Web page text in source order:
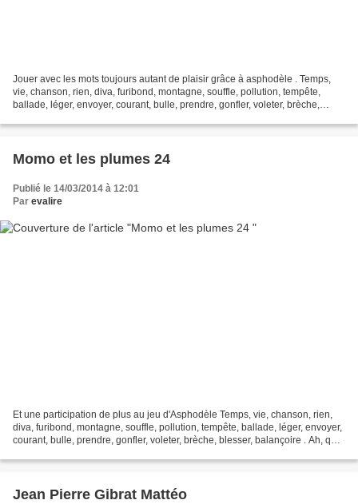
Jouer avec les mots toujours autant de plaisir grâce à asphodèle . Temps,
vie, chanson, rien, diva, furibond, montagne, souffle, pollution, tempête,
ballade, léger, envoyer, courant, bulle, prendre, gonfler, voleter, brèche,
Momo et les plumes 24
Publié le 14/03/2014 à 12:01
Par evalire
Et une participation de plus au jeu d'Asphodèle Temps, vie, chanson, rien,
diva, furibond, montagne, souffle, pollution, tempête, ballade, léger, envoyer,
courant, bulle, prendre, gonfler, voleter, brèche, blesser, balançoire . Ah, que
Jean Pierre Gibrat Mattéo